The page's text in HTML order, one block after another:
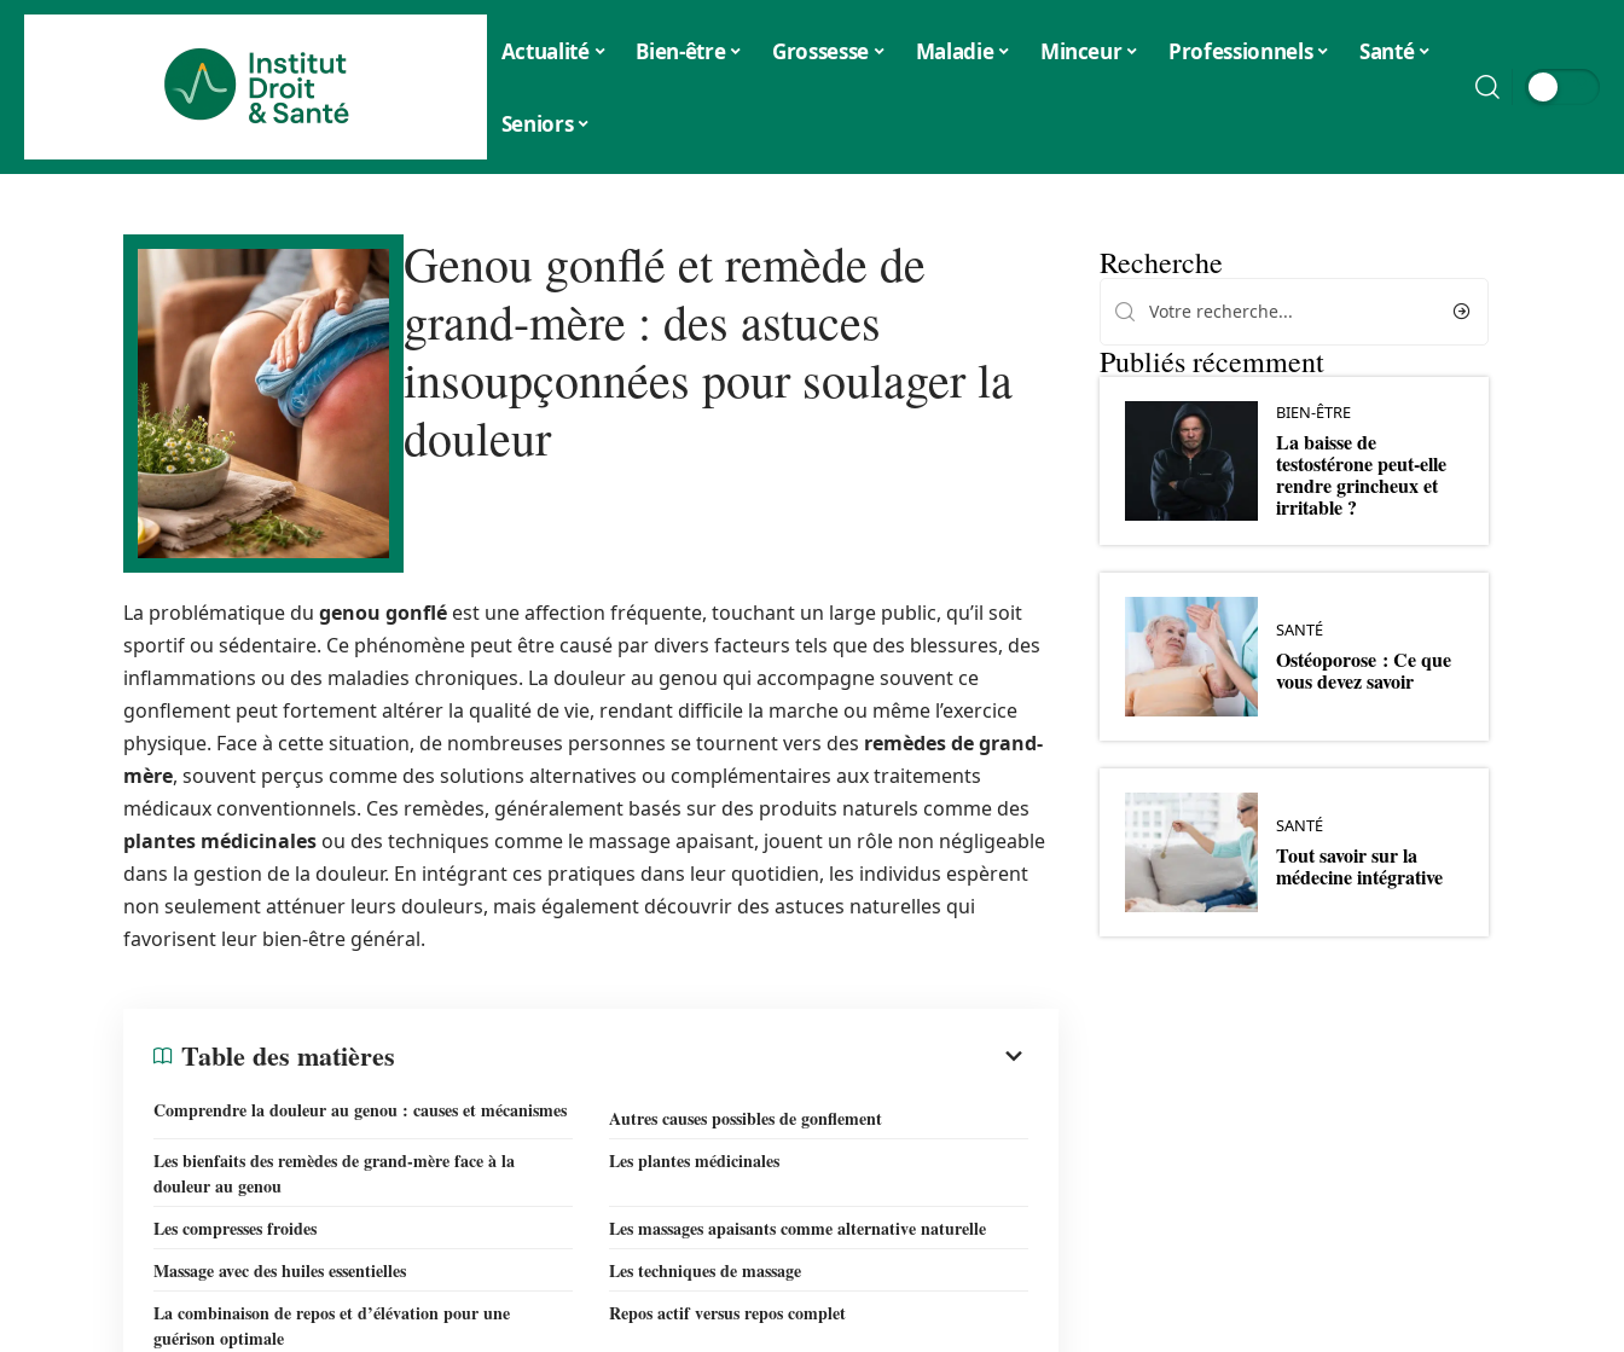
Actualité Bien-être Grossesse Maladie Minceur Professionnels Santé
Seniors
Genou gonflé et remède de
grand-mère : des astuces
insoupçonnées pour soulager la
douleur
La problématique du genou gonflé est une affection fréquente, touchant un large public, qu’il soit
sportif ou sédentaire. Ce phénomène peut être causé par divers facteurs tels que des blessures, des
inflammations ou des maladies chroniques. La douleur au genou qui accompagne souvent ce
gonflement peut fortement altérer la qualité de vie, rendant difficile la marche ou même l’exercice
physique. Face à cette situation, de nombreuses personnes se tournent vers des remèdes de grand-
mère, souvent perçus comme des solutions alternatives ou complémentaires aux traitements
médicaux conventionnels. Ces remèdes, généralement basés sur des produits naturels comme des
plantes médicinales ou des techniques comme le massage apaisant, jouent un rôle non négligeable
dans la gestion de la douleur. En intégrant ces pratiques dans leur quotidien, les individus espèrent
non seulement atténuer leurs douleurs, mais également découvrir des astuces naturelles qui
favorisent leur bien-être général.
Table des matières
Comprendre la douleur au genou : causes et mécanismes
Autres causes possibles de gonflement
Les bienfaits des remèdes de grand-mère face à la
douleur au genou
Les plantes médicinales
Les compresses froides
Les massages apaisants comme alternative naturelle
Massage avec des huiles essentielles
Les techniques de massage
La combinaison de repos et d’élévation pour une
guérison optimale
Repos actif versus repos complet
Recherche
Publiés récemment
BIEN-ÊTRE
La baisse de
testostérone peut-elle
rendre grincheux et
irritable ?
SANTÉ
Ostéoporose : Ce que
vous devez savoir
SANTÉ
Tout savoir sur la
médecine intégrative